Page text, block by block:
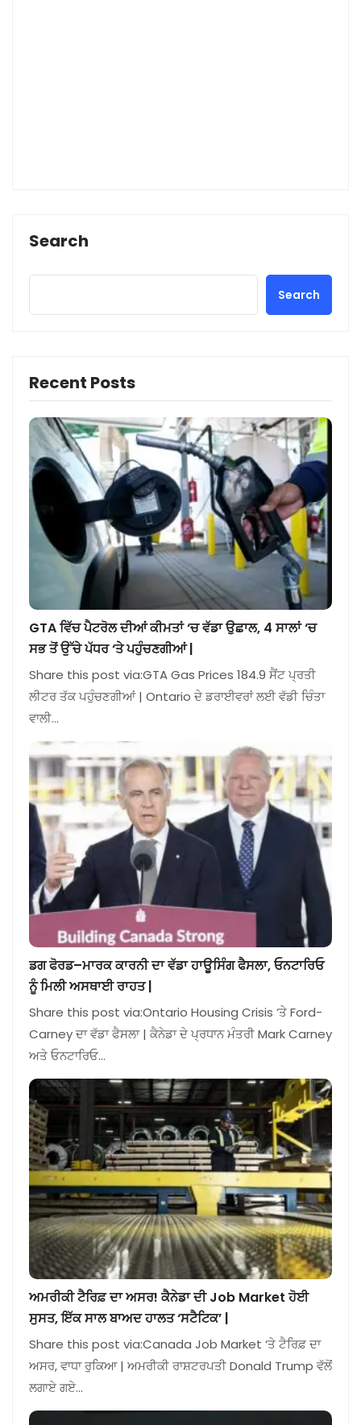
Search
Search
Recent Posts
GTA ਵਿੱਚ ਪੈਟਰੋਲ ਦੀਆਂ ਕੀਮਤਾਂ ‘ਚ ਵੱਡਾ ਉਛਾਲ, 4 ਸਾਲਾਂ ‘ਚ
ਸਭ ਤੋਂ ਉੱਚੇ ਪੱਧਰ ‘ਤੇ ਪਹੁੰਚਣਗੀਆਂ |
Share this post via:GTA Gas Prices 184.9 ਸੈਂਟ ਪ੍ਰਤੀ
ਲੀਟਰ ਤੱਕ ਪਹੁੰਚਣਗੀਆਂ | Ontario ਦੇ ਡਰਾਈਵਰਾਂ ਲਈ ਵੱਡੀ ਚਿੰਤਾ
ਵਾਲੀ…
ਡਗ ਫੋਰਡ–ਮਾਰਕ ਕਾਰਨੀ ਦਾ ਵੱਡਾ ਹਾਊਸਿੰਗ ਫੈਸਲਾ, ਓਨਟਾਰਿਓ
ਨੂੰ ਮਿਲੀ ਅਸਥਾਈ ਰਾਹਤ |
Share this post via:Ontario Housing Crisis ‘ਤੇ Ford-
Carney ਦਾ ਵੱਡਾ ਫੈਸਲਾ | ਕੈਨੇਡਾ ਦੇ ਪ੍ਰਧਾਨ ਮੰਤਰੀ Mark Carney
ਅਤੇ ਓਨਟਾਰਿਓ…
ਅਮਰੀਕੀ ਟੈਰਿਫ਼ ਦਾ ਅਸਰ! ਕੈਨੇਡਾ ਦੀ Job Market ਹੋਈ
ਸੁਸਤ, ਇੱਕ ਸਾਲ ਬਾਅਦ ਹਾਲਤ ‘ਸਟੈਟਿਕ’ |
Share this post via:Canada Job Market ‘ਤੇ ਟੈਰਿਫ਼ ਦਾ
ਅਸਰ, ਵਾਧਾ ਰੁਕਿਆ | ਅਮਰੀਕੀ ਰਾਸ਼ਟਰਪਤੀ Donald Trump ਵੱਲੋਂ
ਲਗਾਏ ਗਏ…